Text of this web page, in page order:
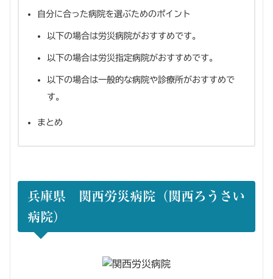
自分に合った病院を選ぶためのポイント
以下の場合は労災病院がおすすめです。
以下の場合は労災指定病院がおすすめです。
以下の場合は一般的な病院や診療所がおすすめで
す。
まとめ
兵庫県 関西労災病院（関西ろうさい
病院）